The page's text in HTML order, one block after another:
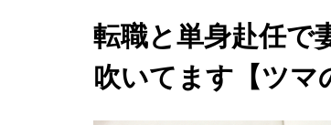
転職と単身赴任で
吹いてます【ツマ